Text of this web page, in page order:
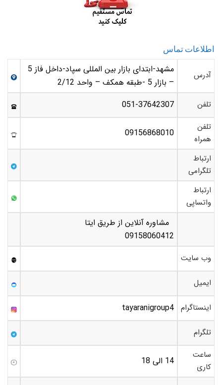
اطلاعات تماس
آدرس
مشهد-ابتدای بازار بین المللی سپاد-داخل فاز 5
– بازار 5 -طبقه همکف – واحد 2/12
تلفن 051-37642307
تلفن
همراه
09156868010
ارتباط
تلگرامی
ارتباط
واتساپی
مشاوره آنلاین از طریق ایتا
09158060412
وب سایت
ایمیل
اینستاگرام tayaranigroup4
تلگرام
ساعت
کاری
14 الی 18